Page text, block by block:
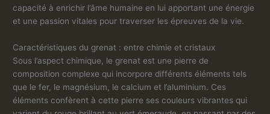
capacité à enrichir l’âme humaine en lui apportant une énergie
et une passion vitales pour traverser les épreuves de la vie.
Caractéristiques du grenat : entre chimie et cristaux
Sous l’aspect chimique, le grenat est une pierre de
composition complexe qui incorpore différents éléments tels
que le fer, le magnésium, le calcium et l’aluminium. Ces
éléments confèrent à cette pierre ses couleurs vibrantes qui